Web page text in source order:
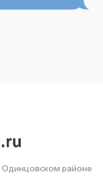
Одинцовском районе